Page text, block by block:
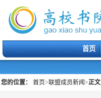
首页
您的位置： 首页>联盟成员新闻>正文